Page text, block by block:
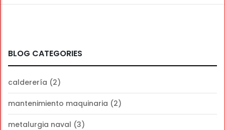
BLOG CATEGORIES
calderería (2)
mantenimiento maquinaria (2)
metalurgia naval (3)